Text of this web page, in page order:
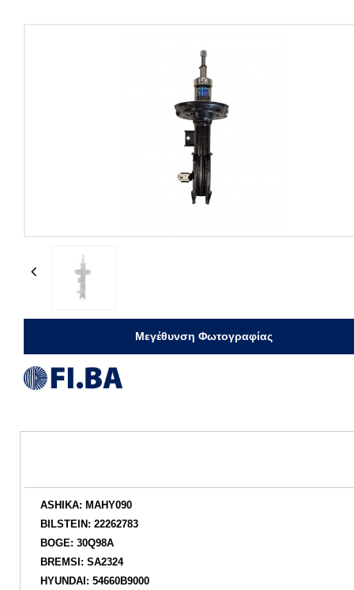
Previous
Μεγέθυνση Φωτογραφίας
ASHIKA: MAHY090
BILSTEIN: 22262783
BOGE: 30Q98A
BREMSI: SA2324
HYUNDAI: 54660B9000